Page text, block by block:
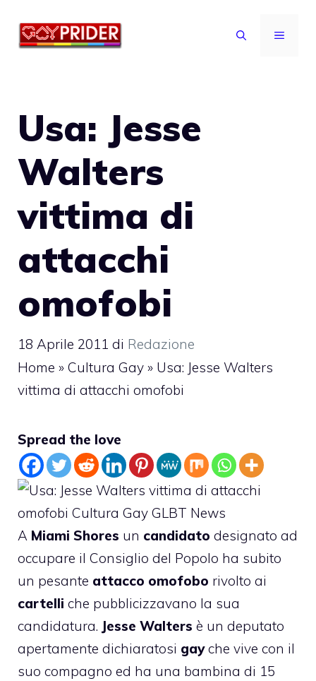
MENU
Usa: Jesse
Walters
vittima di
attacchi
omofobi
18 Aprile 2011 di Redazione
Home » Cultura Gay » Usa: Jesse Walters
vittima di attacchi omofobi
Spread the love
A Miami Shores un candidato designato ad
occupare il Consiglio del Popolo ha subito
un pesante attacco omofobo rivolto ai
cartelli che pubblicizzavano la sua
candidatura. Jesse Walters è un deputato
apertamente dichiaratosi gayche vive con il
suo compagno ed ha una bambina di 15